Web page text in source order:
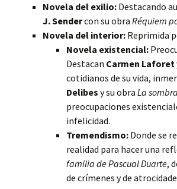
Novela del exilio: Destacando
J. Sendercon su obra Réquiem
Novela del interior: Reprimida
Novela existencial:
Destacan Carmen Laforet
cotidianos de su vida,
Delibes y su obra La
preocupaciones
infelicidad.
Tremendismo: Donde se
realidad para hacer una
familia de Pascual Duarte,
de crímenes y de